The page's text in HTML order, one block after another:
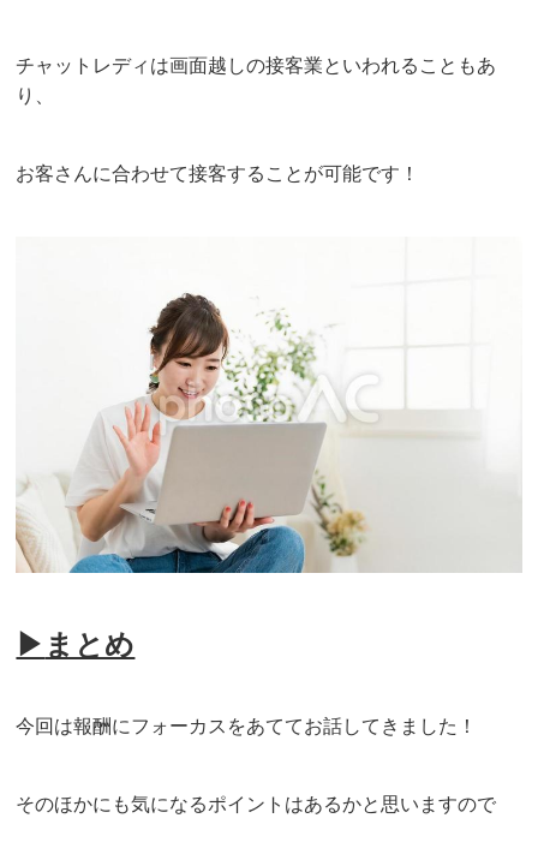
チャットレディは画面越しの接客業といわれることもあ
り、
お客さんに合わせて接客することが可能です！
▶ まとめ
今回は報酬にフォーカスをあててお話してきました！
そのほかにも気になるポイントはあるかと思いますので